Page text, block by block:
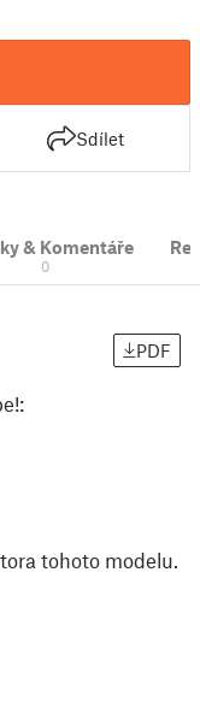
Sdílet
& Komentáře
0
PDF
tohoto modelu.